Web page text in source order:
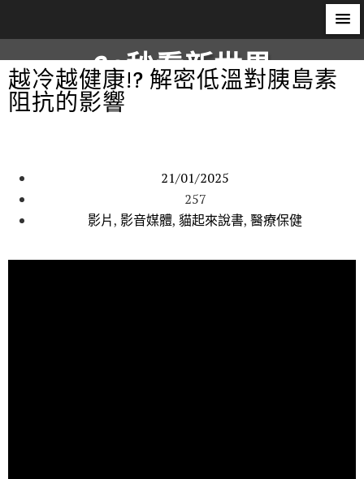
60秒看新世界
越冷越健康!? 解密低溫對胰島素
阻抗的影響
21/01/2025
257
影片, 影音媒體, 貓起來說書, 醫療保健